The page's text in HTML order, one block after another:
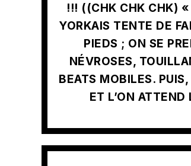
!!! ((CHK CHK CHK)
YORKAIS TENTE DE
PIEDS ; ON SE
NÉVROSES,
BEATS MOBILES.
ET L’ON